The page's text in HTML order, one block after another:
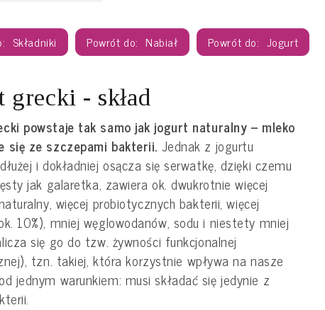
Składniki Nabiał Jogurt
grecki - skład
powstaje tak samo jak jogurt naturalny – mleko
się ze szczepami bakterii. Jednak z jogurtu
i dokładniej osącza się serwatkę, dzięki czemu
jak galaretka, zawiera ok. dwukrotnie więcej
więcej probiotycznych bakterii, więcej
10%), mniej węglowodanów, sodu i niestety mniej
się go do tzw. żywności funkcjonalnej
tzn. takiej, która korzystnie wpływa na nasze
jednym warunkiem: musi składać się jedynie z